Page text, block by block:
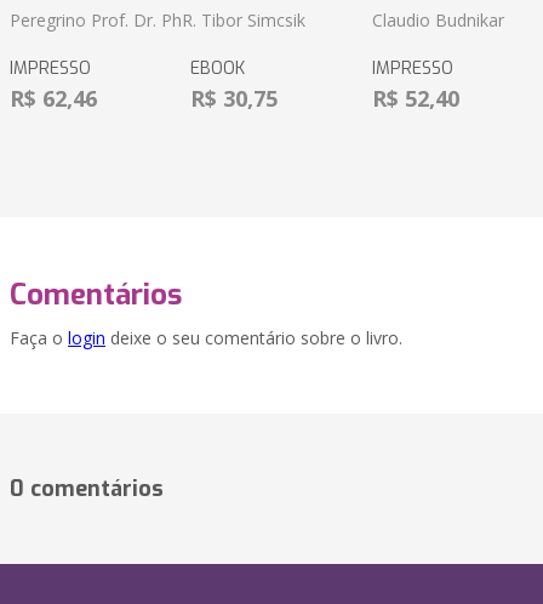
Peregrino Prof. Dr. PhR. Tibor Simcsik
IMPRESSO
R$ 62,46
EBOOK
R$ 30,75
Claudio Budnikar
IMPRESSO
R$ 52,40
Comentários
Faça o login deixe o seu comentário sobre o livro.
0 comentários